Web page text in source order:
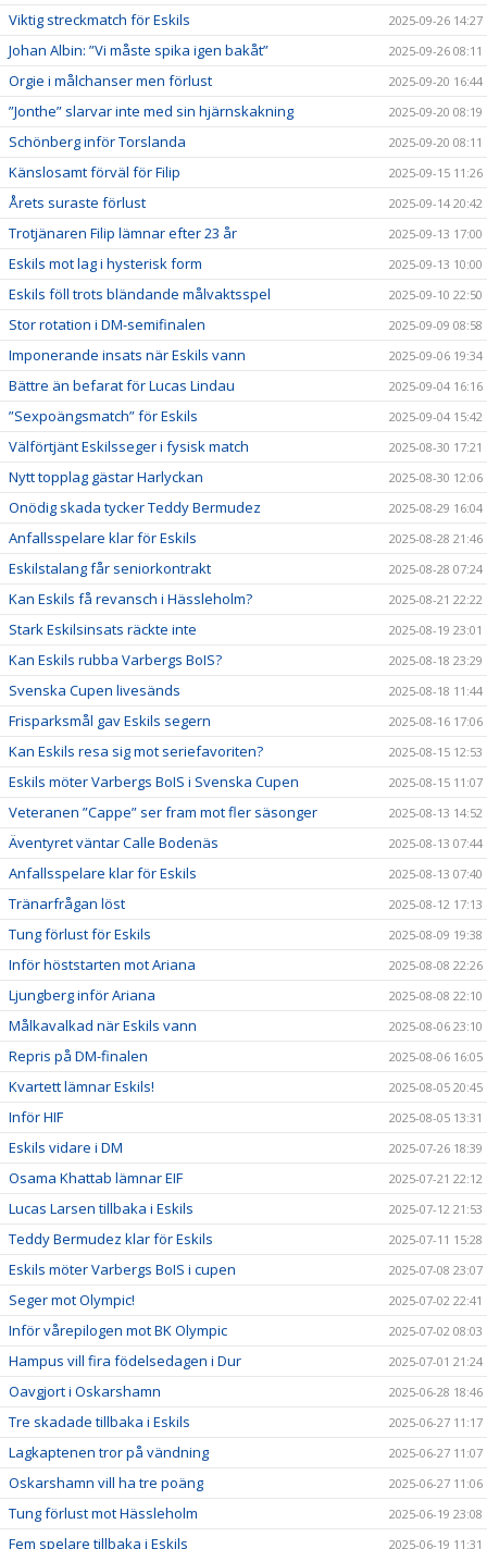
Viktig streckmatch för Eskils 2025-09-26 14:27
Johan Albin: ”Vi måste spika igen bakåt” 2025-09-26 08:11
Orgie i målchanser men förlust 2025-09-20 16:44
”Jonthe” slarvar inte med sin hjärnskakning 2025-09-20 08:19
Schönberg inför Torslanda 2025-09-20 08:11
Känslosamt förväl för Filip 2025-09-15 11:26
Årets suraste förlust 2025-09-14 20:42
Trotjänaren Filip lämnar efter 23 år 2025-09-13 17:00
Eskils mot lag i hysterisk form 2025-09-13 10:00
Eskils föll trots bländande målvaktsspel 2025-09-10 22:50
Stor rotation i DM-semifinalen 2025-09-09 08:58
Imponerande insats när Eskils vann 2025-09-06 19:34
Bättre än befarat för Lucas Lindau 2025-09-04 16:16
”Sexpoängsmatch” för Eskils 2025-09-04 15:42
Välförtjänt Eskilsseger i fysisk match 2025-08-30 17:21
Nytt topplag gästar Harlyckan 2025-08-30 12:06
Onödig skada tycker Teddy Bermudez 2025-08-29 16:04
Anfallsspelare klar för Eskils 2025-08-28 21:46
Eskilstalang får seniorkontrakt 2025-08-28 07:24
Kan Eskils få revansch i Hässleholm? 2025-08-21 22:22
Stark Eskilsinsats räckte inte 2025-08-19 23:01
Kan Eskils rubba Varbergs BoIS? 2025-08-18 23:29
Svenska Cupen livesänds 2025-08-18 11:44
Frisparksmål gav Eskils segern 2025-08-16 17:06
Kan Eskils resa sig mot seriefavoriten? 2025-08-15 12:53
Eskils möter Varbergs BoIS i Svenska Cupen 2025-08-15 11:07
Veteranen ”Cappe” ser fram mot fler säsonger 2025-08-13 14:52
Äventyret väntar Calle Bodenäs 2025-08-13 07:44
Anfallsspelare klar för Eskils 2025-08-13 07:40
Tränarfrågan löst 2025-08-12 17:13
Tung förlust för Eskils 2025-08-09 19:38
Inför höststarten mot Ariana 2025-08-08 22:26
Ljungberg inför Ariana 2025-08-08 22:10
Målkavalkad när Eskils vann 2025-08-06 23:10
Repris på DM-finalen 2025-08-06 16:05
Kvartett lämnar Eskils! 2025-08-05 20:45
Inför HIF 2025-08-05 13:31
Eskils vidare i DM 2025-07-26 18:39
Osama Khattab lämnar EIF 2025-07-21 22:12
Lucas Larsen tillbaka i Eskils 2025-07-12 21:53
Teddy Bermudez klar för Eskils 2025-07-11 15:28
Eskils möter Varbergs BoIS i cupen 2025-07-08 23:07
Seger mot Olympic! 2025-07-02 22:41
Inför vårepilogen mot BK Olympic 2025-07-02 08:03
Hampus vill fira födelsedagen i Dur 2025-07-01 21:24
Oavgjort i Oskarshamn 2025-06-28 18:46
Tre skadade tillbaka i Eskils 2025-06-27 11:17
Lagkaptenen tror på vändning 2025-06-27 11:07
Oskarshamn vill ha tre poäng 2025-06-27 11:06
Tung förlust mot Hässleholm 2025-06-19 23:08
Fem spelare tillbaka i Eskils 2025-06-19 11:31